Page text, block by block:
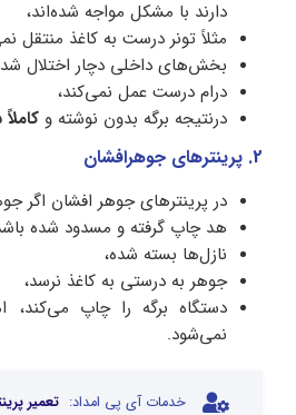
دارند با مشکل مواجه شده‌اند،
مثلاً تونر درست به کاغذ منتقل
بخش‌های داخلی دچار اختلال
درام درست عمل نمی‌کند،
درنتیجه برگه بدون نوشته و
2. پرینترهای جوهرافشان
در پرینترهای جوهر افشان اگر
هد چاپ گرفته و مسدود شده
نازل‌ها بسته شده،
جوهر به درستی به کاغذ نرسد،
دستگاه برگه را چاپ
نمی‌شود.
خدمات آی پی امداد: تعمیر